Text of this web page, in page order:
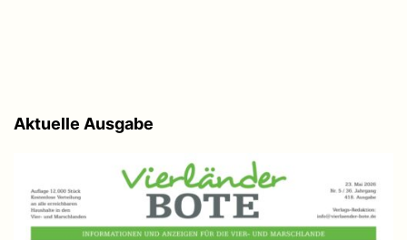
Aktuelle Ausgabe